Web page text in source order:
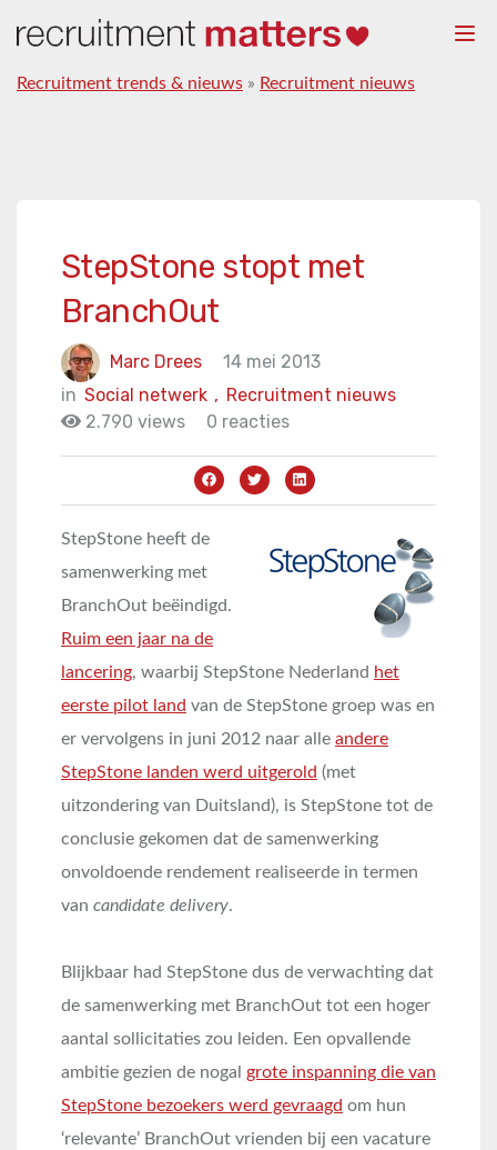
Recruitment trends & nieuws » Recruitment nieuws
StepStone stopt met
BranchOut
Marc Drees
14 mei 2013
in
Recruitment nieuws
Social netwerk ,
2.790 views
0 reacties
StepStone heeft de
samenwerking met
BranchOut beëindigd.
Ruim een jaar na de
lancering, waarbij StepStone Nederland het
eerste pilot land van de StepStone groep was en
er vervolgens in juni 2012 naar alle andere
StepStone landen werd uitgerold (met
uitzondering van Duitsland), is StepStone tot de
conclusie gekomen dat de samenwerking
onvoldoende rendement realiseerde in termen
van candidate delivery.
Blijkbaar had StepStone dus de verwachting dat
de samenwerking met BranchOut tot een hoger
aantal sollicitaties zou leiden. Een opvallende
ambitie gezien de nogal grote inspanning die van
StepStone bezoekers werd gevraagd om hun
‘relevante’ BranchOut vrienden bij een vacature